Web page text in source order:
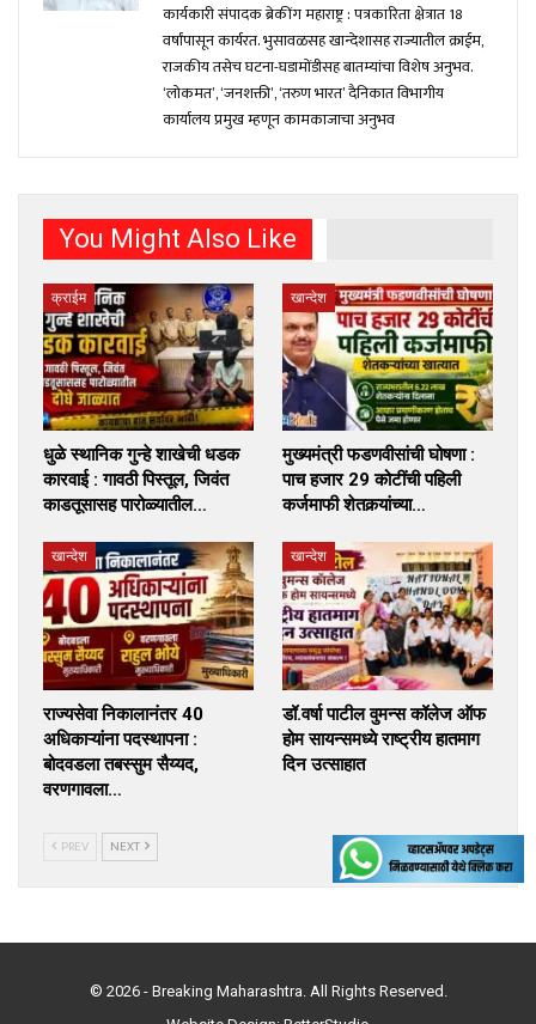
कार्यकारी संपादक ब्रेकींग महाराष्ट्र : पत्रकारिता क्षेत्रात 18
वर्षांपासून कार्यरत. भुसावळसह खान्देशासह राज्यातील क्राईम,
राजकीय तसेच घटना-घडामोंडीसह बातम्यांचा विशेष अनुभव.
‘लोकमत’, ‘जनशक्ती’, ‘तरुण भारत’ दैनिकात विभागीय
कार्यालय प्रमुख म्हणून कामकाजाचा अनुभव
You Might Also Like
क्राईम
धुळे स्थानिक गुन्हे शाखेची धडक
कारवाई : गावठी पिस्तूल, जिवंत
काडतूसासह पारोळ्यातील…
खान्देश
मुख्यमंत्री फडणवीसांची घोषणा :
पाच हजार 29 कोटींची पहिली
कर्जमाफी शेतकर्‍यांच्या…
खान्देश
राज्यसेवा निकालानंतर 40
अधिकाऱ्यांना पदस्थापना :
बोदवडला तबस्सुम सैय्यद,
वरणगावला…
खान्देश
डॉ.वर्षा पाटील वुमन्स कॉलेज ऑफ
होम सायन्समध्ये राष्ट्रीय हातमाग
दिन उत्साहात
PREV NEXT
© 2026 - Breaking Maharashtra. All Rights Reserved.